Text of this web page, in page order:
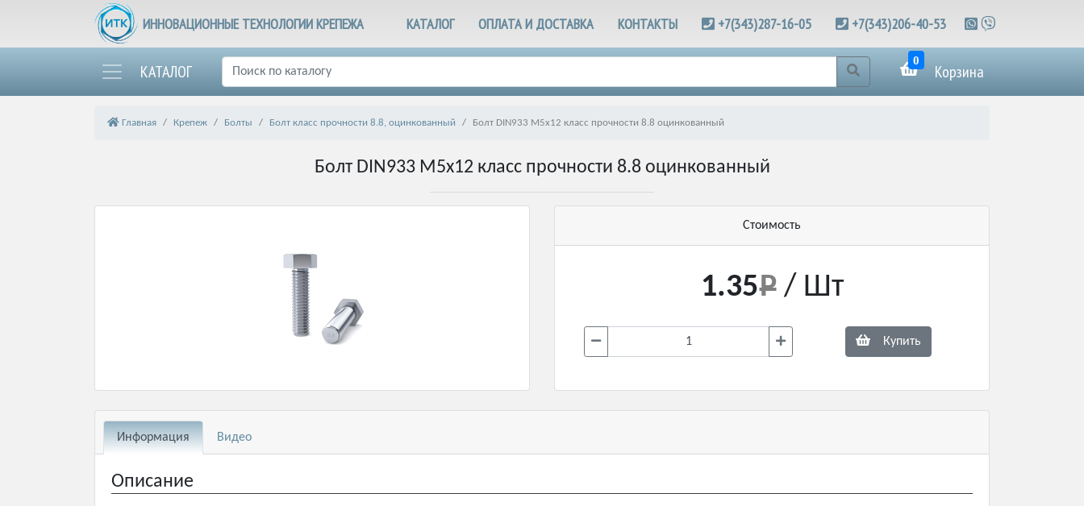
ИННОВАЦИОННЫЕ ТЕХНОЛОГИИ КРЕПЕЖА КАТАЛОГ ОПЛАТА И ДОСТАВКА КОНТАКТЫ +7(343)287-16-05 +7(343)206-40-53
КАТАЛОГ
0
Корзина
Главная Крепеж Болты Болт класс прочности 8.8, оцинкованный Болт DIN933 М5х12 класс прочности 8.8 оцинкованный
Болт DIN933 М5х12 класс прочности 8.8 оцинкованный
Стоимость
1.35 / Шт
Купить
Информация Видео
Описание